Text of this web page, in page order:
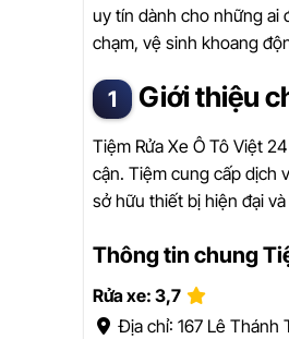
uy tín dành cho những ai
chạm, vệ sinh khoang
Giới thiệu
Tiệm Rửa Xe Ô Tô Việt
cận. Tiệm cung cấp dịch
sở hữu thiết bị hiện đại
Thông tin chung
Rửa xe: 3,7
Địa chỉ: 167 Lê Thánh